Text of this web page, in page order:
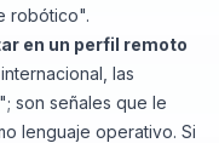
robótico".
en un perfil remoto
internacional, las
son señales que le
lenguaje operativo. Si